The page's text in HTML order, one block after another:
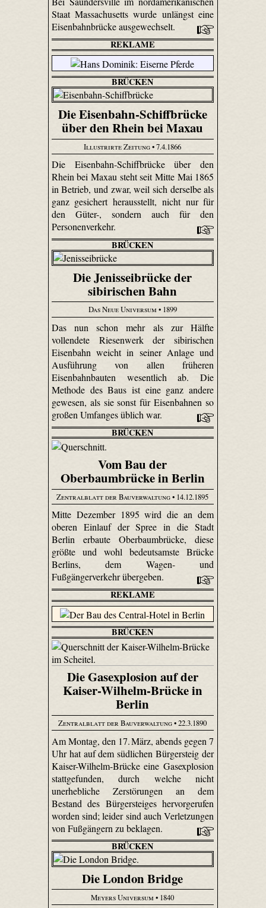
Staat Massachusetts wurde unlängst eine
Eisenbahnbrücke ausgewechselt.
REKLAME
BRÜCKEN
Die Eisenbahn-Schiffbrücke
über den Rhein bei Maxau
Illustrirte Zeitung• 7.4.1866
Die Eisenbahn-Schiffbrücke über den
Rhein bei Maxau steht seit Mitte Mai 1865
in Betrieb, und zwar, weil sich derselbe als
ganz gesichert herausstellt, nicht nur für
den Güter-, sondern auch für den
Personenverkehr.
BRÜCKEN
Die Jenisseibrücke der
sibirischen Bahn
Das Neue Universum• 1899
Das nun schon mehr als zur Hälfte
vollendete Riesenwerk der sibirischen
Eisenbahn weicht in seiner Anlage und
Ausführung von allen früheren
Eisenbahnbauten wesentlich ab. Die
Methode des Baus ist eine ganz andere
gewesen, als sie sonst für Eisenbahnen so
großen Umfanges üblich war.
BRÜCKEN
Vom Bau der
Oberbaumbrücke in Berlin
Zentralblatt der Bauverwaltung• 14.12.1895
Mitte Dezember 1895 wird die an dem
oberen Einlauf der Spree in die Stadt
Berlin erbaute Oberbaumbrücke, diese
größte und wohl bedeutsamste Brücke
Berlins, dem Wagen- und
Fußgängerverkehr übergeben.
REKLAME
BRÜCKEN
Die Gasexplosion auf der
Kaiser-Wilhelm-Brücke in
Berlin
Zentralblatt der Bauverwaltung• 22.3.1890
Am Montag, den 17. März, abends gegen 7
Uhr hat auf dem südlichen Bürgersteig der
Kaiser-Wilhelm-Brücke eine Gasexplosion
stattgefunden, durch welche nicht
unerhebliche Zerstörungen an dem
Bestand des Bürgersteiges hervorgerufen
worden sind; leider sind auch Verletzungen
von Fußgängern zu beklagen.
BRÜCKEN
Die London Bridge
Meyers Universum • 1840